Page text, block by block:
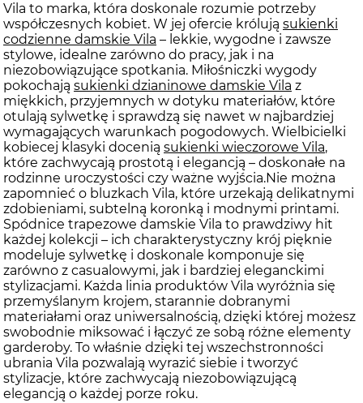
Vila to marka, która doskonale rozumie potrzeby
współczesnych kobiet. W jej ofercie królują sukienki
codzienne damskie Vila – lekkie, wygodne i zawsze
stylowe, idealne zarówno do pracy, jak i na
niezobowiązujące spotkania. Miłośniczki wygody
pokochają sukienki dzianinowe damskie Vila z
miękkich, przyjemnych w dotyku materiałów, które
otulają sylwetkę i sprawdzą się nawet w najbardziej
wymagających warunkach pogodowych. Wielbicielki
kobiecej klasyki docenią sukienki wieczorowe Vila,
które zachwycają prostotą i elegancją – doskonałe na
rodzinne uroczystości czy ważne wyjścia.Nie można
zapomnieć o bluzkach Vila, które urzekają delikatnymi
zdobieniami, subtelną koronką i modnymi printami.
Spódnice trapezowe damskie Vila to prawdziwy hit
każdej kolekcji – ich charakterystyczny krój pięknie
modeluje sylwetkę i doskonale komponuje się
zarówno z casualowymi, jak i bardziej eleganckimi
stylizacjami. Każda linia produktów Vila wyróżnia się
przemyślanym krojem, starannie dobranymi
materiałami oraz uniwersalnością, dzięki której możesz
swobodnie miksować i łączyć ze sobą różne elementy
garderoby. To właśnie dzięki tej wszechstronności
ubrania Vila pozwalają wyrazić siebie i tworzyć
stylizacje, które zachwycają niezobowiązującą
elegancją o każdej porze roku.